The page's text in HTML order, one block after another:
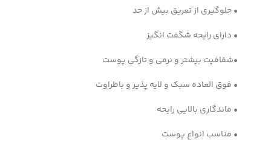
• جلوگیری از تعریق بیش از حد
• دارای رایحه شگفت انگیز
•شفافیت بیشتر و نرمی و تازگی پوست
• فوق العاده سبک و لایه پذیر و باطراوت
• ماندگاری بالایی رایحه
• مناسب انواع پوست